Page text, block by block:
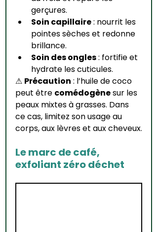
gerçures.
Soin capillaire : nourrit les
pointes sèches et redonne
brillance.
Soin des ongles : fortifie et
hydrate les cuticules.
⚠ Précaution : l’huile de coco
peut être comédogène sur les
peaux mixtes à grasses. Dans
ce cas, limitez son usage au
corps, aux lèvres et aux cheveux.
Le marc de café,
exfoliant zéro déchet